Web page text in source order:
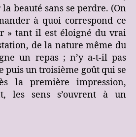
beauté sans se perdre. (On
à quoi correspond ce
» tant il est éloigné du vrai
de la nature même du
un repas ; n’y a-t-il pas
puis un troisième goût qui se
la première impression,
les sens s’ouvrent à un